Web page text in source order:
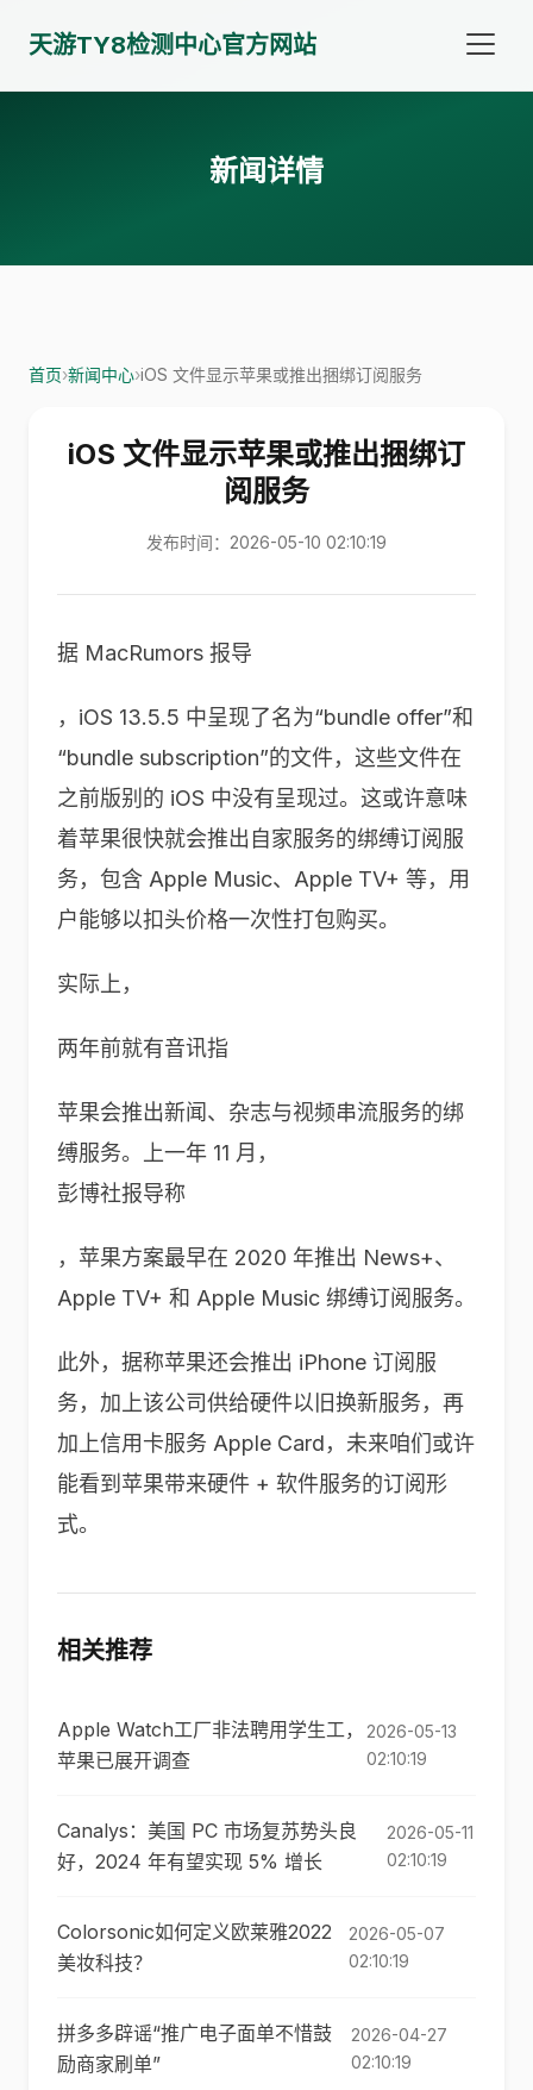
天游TY8检测中心官方网站
新闻详情
首页›新闻中心›iOS 文件显示苹果或推出捆绑订阅服务
iOS 文件显示苹果或推出捆绑订
阅服务
发布时间：2026-05-10 02:10:19
据 MacRumors 报导
，iOS 13.5.5 中呈现了名为“bundle offer”和
“bundle subscription”的文件，这些文件在
之前版别的 iOS 中没有呈现过。这或许意味
着苹果很快就会推出自家服务的绑缚订阅服
务，包含 Apple Music、Apple TV+ 等，用
户能够以扣头价格一次性打包购买。
实际上，
两年前就有音讯指
苹果会推出新闻、杂志与视频串流服务的绑
缚服务。上一年 11 月，
彭博社报导称
，苹果方案最早在 2020 年推出 News+、
Apple TV+ 和 Apple Music 绑缚订阅服务。
此外，据称苹果还会推出 iPhone 订阅服
务，加上该公司供给硬件以旧换新服务，再
加上信用卡服务 Apple Card，未来咱们或许
能看到苹果带来硬件 + 软件服务的订阅形
式。
相关推荐
Apple Watch工厂非法聘用学生工，
苹果已展开调查
2026-05-13
02:10:19
Canalys：美国 PC 市场复苏势头良
好，2024 年有望实现 5% 增长
2026-05-11
02:10:19
Colorsonic如何定义欧莱雅2022
美妆科技？
2026-05-07
02:10:19
拼多多辟谣“推广电子面单不惜鼓
励商家刷单”
2026-04-27
02:10:19